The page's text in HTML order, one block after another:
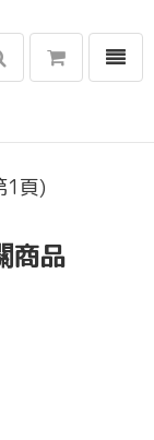
選單
1頁)
商品